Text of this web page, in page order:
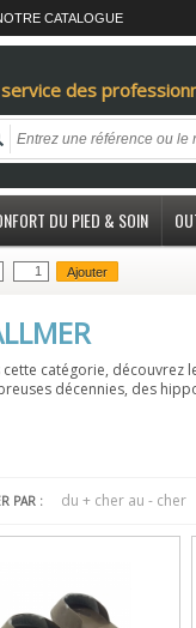
CATALOGUE
des
DU PIED & SOIN
Ajouter
cette catégorie, découvrez
décennies, des
PAR : du + cher au - cher